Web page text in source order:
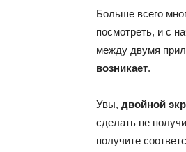
Больше всего
посмотреть, и с
между двумя
возникает.
Увы, двойной
сделать не
получите